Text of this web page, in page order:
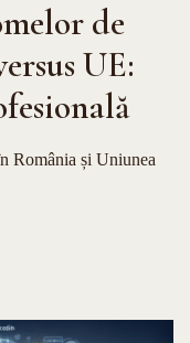
de
UE:
România și Uniunea